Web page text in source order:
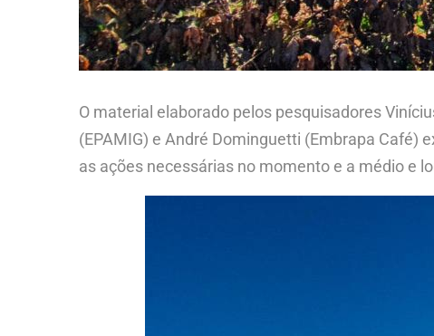
O material elaborado pelos pesquisadores
(EPAMIG) e André Dominguetti (Embrapa Café)
as ações necessárias no momento e a médio e